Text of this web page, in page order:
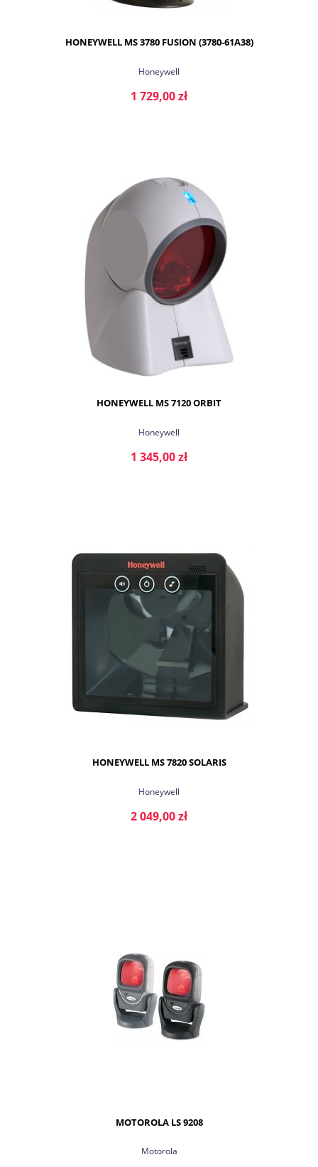
HONEYWELL MS 3780 FUSION (3780-61A38)
Honeywell
1 729,00 zł
DO KOSZYKA
HONEYWELL MS 7120 ORBIT
Honeywell
1 345,00 zł
HONEYWELL MS 7820 SOLARIS
Honeywell
2 049,00 zł
MOTOROLA LS 9208
Motorola